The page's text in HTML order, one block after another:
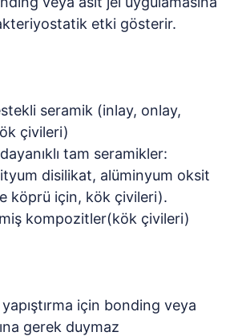
etki gösterir.
seramik (inlay, onlay,
çivileri)
tam seramikler:
disilikat, alüminyum oksit
köprü için, kök çivileri).
kompozitler(kök çivileri)
için bonding veya
gerek duymaz